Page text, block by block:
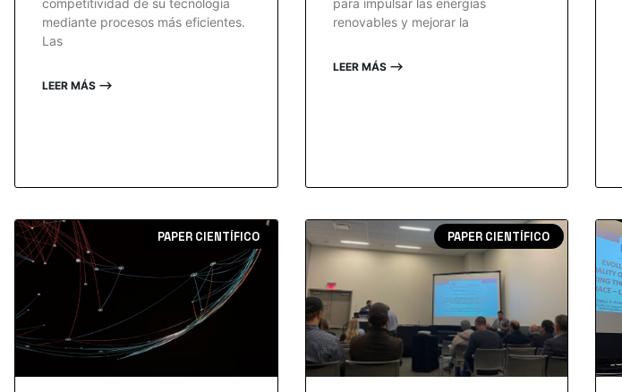
mediante procesos más eficientes.
Las
LEER MÁS ⟶
renovables y mejorar la
LEER MÁS ⟶
PAPER CIENTÍFICO PAPER CIENTÍFICO